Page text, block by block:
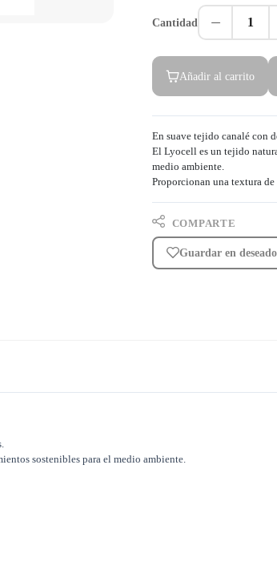
Cantidad 1
Añadir al carrito
En suave tejido canalé con
El Lyocell es un tejido
medio ambiente.
Proporcionan una textura
COMPARTE
Guardar en
sostenibles para el medio ambiente.